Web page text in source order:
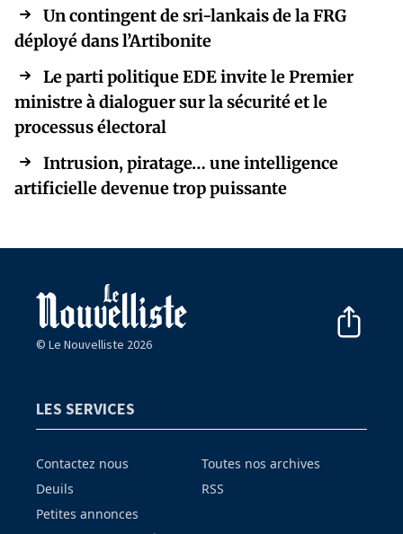
Un contingent de sri-lankais de la FRG
déployé dans l’Artibonite
Le parti politique EDE invite le Premier
ministre à dialoguer sur la sécurité et le
processus électoral
Intrusion, piratage… une intelligence
artificielle devenue trop puissante
© Le Nouvelliste 2026
LES SERVICES
Contactez nous
Deuils
Petites annonces
Toutes nos archives
RSS